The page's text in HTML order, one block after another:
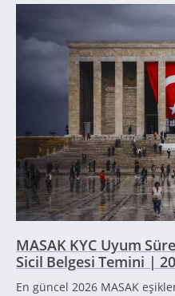
MASAK KYC Uyum
Sicil Belgesi Temini |
En güncel 2026 MASAK